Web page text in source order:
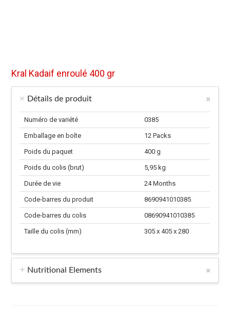
Kral Kadaif enroulé 400 gr
Détails de produit
Numéro de variété 0385
Emballage en boîte 12 Packs
Poids du paquet 400 g
Poids du colis (brut) 5,95 kg
Durée de vie 24 Months
Code-barres du produit 8690941010385
Code-barres du colis 08690941010385
Taille du colis (mm) 305 x 405 x 280
Nutritional Elements